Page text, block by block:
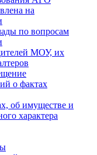
на
по вопросам
МОУ, их
о фактах
об имуществе и
характера